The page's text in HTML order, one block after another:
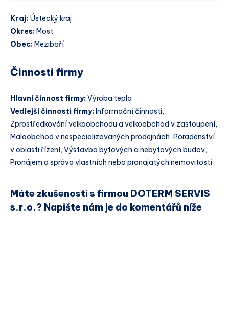
Kraj: Ústecký kraj
Okres: Most
Obec: Meziboří
Činnosti firmy
Hlavní činnost firmy:Výroba tepla
Vedlejší činnosti firmy:Informační činnosti,
Zprostředkování velkoobchodu a velkoobchod v zastoupení,
Maloobchod v nespecializovaných prodejnách, Poradenství
v oblasti řízení, Výstavba bytových a nebytových budov,
Pronájem a správa vlastních nebo pronajatých nemovitostí
Máte zkušenosti s firmou DOTERM SERVIS
s.r.o.? Napište nám je do komentářů níže